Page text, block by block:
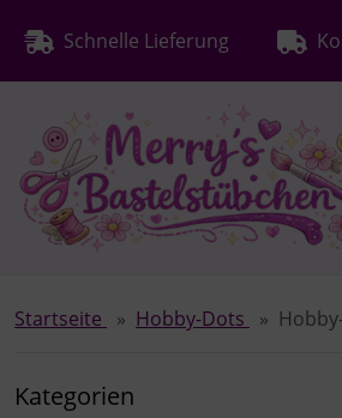
Sprungnavigation
Schnelle Lieferung
Startseite Hobby-Dots
Kategorien